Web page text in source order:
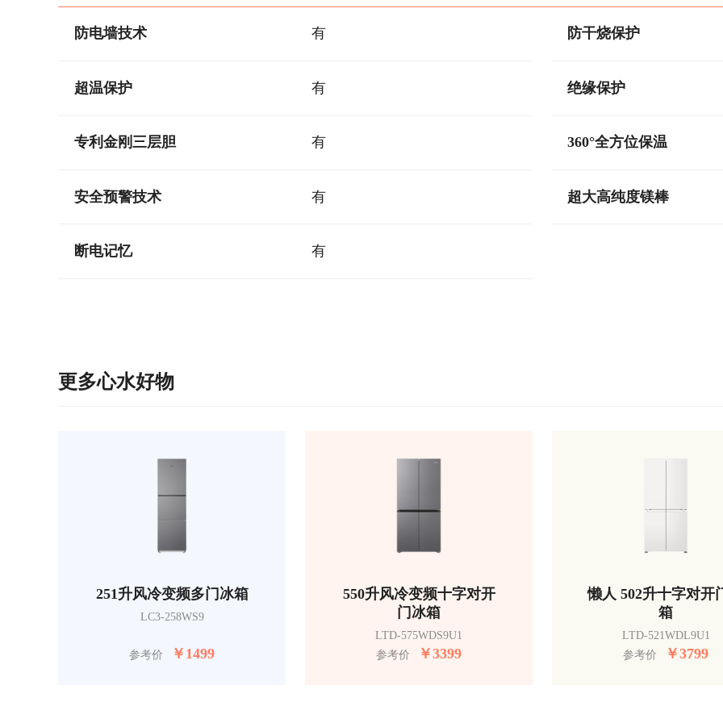
防电墙技术 有 防干烧保护
超温保护 有 绝缘保护
专利金刚三层胆 有 360°全方位保温
安全预警技术 有 超大高纯度镁棒
断电记忆 有
更多心水好物
251升风冷变频多门冰箱
LC3-258WS9
参考价 ￥ 1499
550升风冷变频十字对开
门冰箱
LTD-575WDS9U1
参考价
￥3399
懒人 502升十字对开
箱
LTD-521WDL9U1
参考价
￥3799